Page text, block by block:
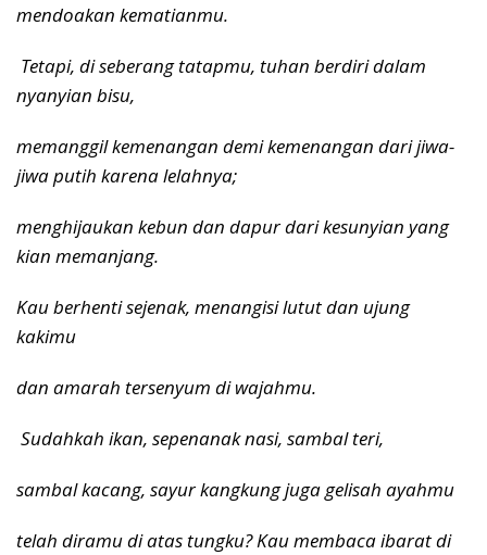
mendoakan kematianmu.
Tetapi, di seberang tatapmu, tuhan berdiri dalam
nyanyian bisu,
memanggil kemenangan demi kemenangan dari jiwa-
jiwa putih karena lelahnya;
menghijaukan kebun dan dapur dari kesunyian yang
kian memanjang.
Kau berhenti sejenak, menangisi lutut dan ujung
kakimu
dan amarah tersenyum di wajahmu.
Sudahkah ikan, sepenanak nasi, sambal teri,
sambal kacang, sayur kangkung juga gelisah ayahmu
telah diramu di atas tungku? Kau membaca ibarat di